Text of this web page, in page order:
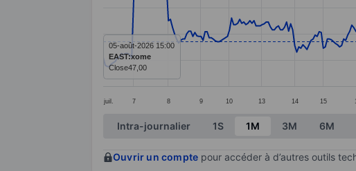
The chart has 1 X axis displaying categories.
The chart has 1 Y axis displaying values. Data
juil. 7 8 9 10 13 14 15
05-août-2026 15:00
EAST:xome
Close47,00
End of interactive chart.
Intra-journalier 1S 1M 3M 6M
Ouvrir un compte pour accéder à d’autres outils